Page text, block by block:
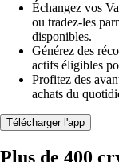
Échangez vos
ou tradez-les
disponibles.
Générez des
actifs éligibles
Profitez des
achats du
Télécharger l'app
Plus de 400